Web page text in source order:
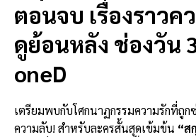
ตอนจบ เรื่องราวค
ดูย้อนหลัง ช่องวัน
oneD
เตรียมพบกับโศกนาฏกรรมความรักที่ถูก
ความลับ! สำหรับละครสั้นสุดเข้มข้น “ส